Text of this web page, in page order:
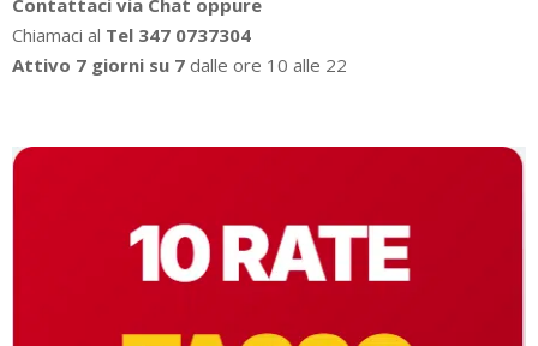
Chiamaci al Tel 347 0737304
Attivo 7 giorni su 7 dalle ore 10 alle 22